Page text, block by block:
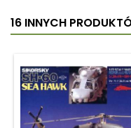
16 INNYCH